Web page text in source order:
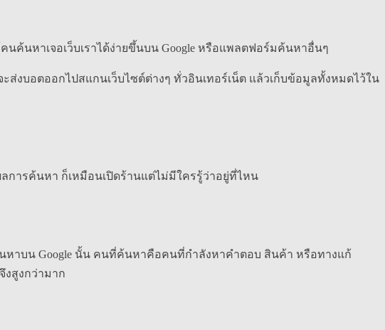
นค้นหาเจอเว็บเราได้ง่ายขึ้นบน Google หรือแพลตฟอร์มค้นหาอื่นๆ
ะส่งบอตออกไปสแกนเว็บไซต์ต่างๆ ทั่วอินเทอร์เน็ต แล้วเก็บข้อมูลทั้งหมดไว้ใน
ลการค้นหา ก็เหมือนเปิดร้านแต่ไม่มีใครรู้ว่าอยู่ที่ไหน
หาบน Google นั้น คนที่ค้นหาคือคนที่กำลังหาคำตอบ สินค้า หรือทางแก้
งสูงกว่ามาก